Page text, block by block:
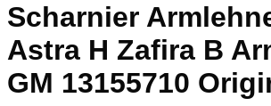
Scharnier
Astra H Zafira B
GM 13155710